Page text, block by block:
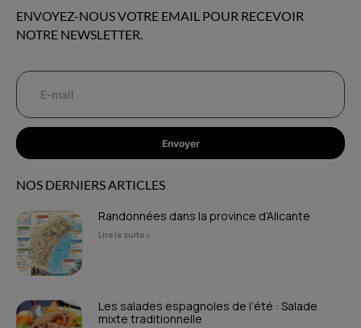
ENVOYEZ-NOUS VOTRE EMAIL POUR RECEVOIR
NOTRE NEWSLETTER.
Envoyer
NOS DERNIERS ARTICLES
Randonnées dans la province d’Alicante
Lire la suite »
Les salades espagnoles de l’été : Salade
mixte traditionnelle